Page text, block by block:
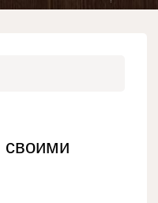
своими